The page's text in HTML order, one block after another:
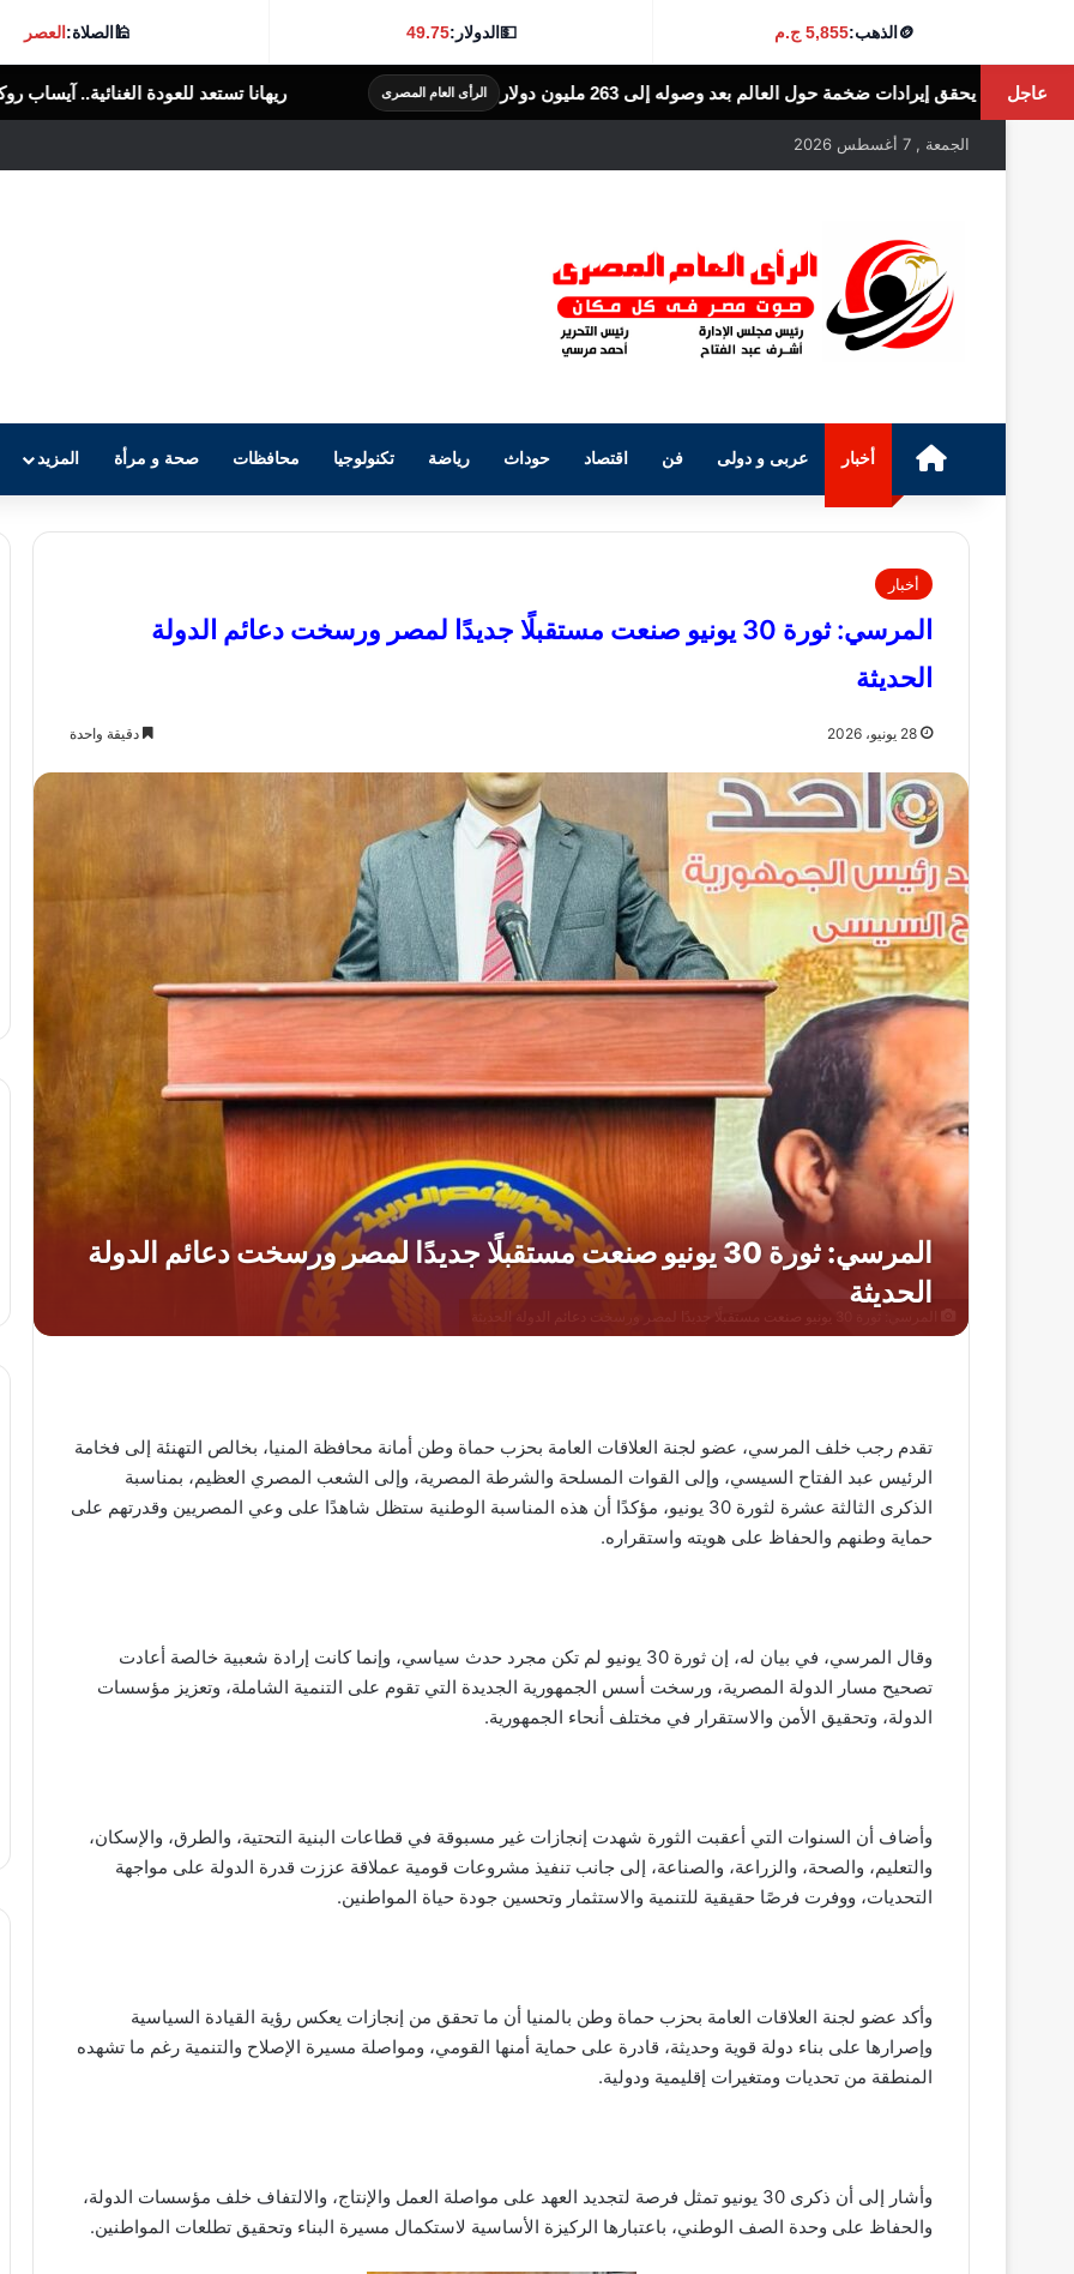
🪙الذهب:5,855 ج.م 💵الدولار:49.75
🕌الصلاة:العصر
عاجل الرأى العام المصرى ريهانا تستعد للعودة الغنائية.. آيساب روكي يؤكد عملها على ألبوم
الجمعة , 7 أغسطس 2026
الرئيسيةأخبار عربى و دولى فن اقتصاد حوداث رياضة تكنولوجيا محافظات صحة و مرأة المزيد
أخبار
المرسي: ثورة 30 يونيو صنعت مستقبلًا جديدًا لمصر ورسخت دعائم الدولة
الحديثة
28 يونيو، 2026 دقيقة واحدة
تقدم رجب خلف المرسي، عضو لجنة العلاقات العامة بحزب حماة وطن أمانة محافظة المنيا، بخالص التهنئة إلى فخامة
الرئيس عبد الفتاح السيسي، وإلى القوات المسلحة والشرطة المصرية، وإلى الشعب المصري العظيم، بمناسبة
الذكرى الثالثة عشرة لثورة 30 يونيو، مؤكدًا أن هذه المناسبة الوطنية ستظل شاهدًا على وعي المصريين وقدرتهم على
حماية وطنهم والحفاظ على هويته واستقراره.
وقال المرسي، في بيان له، إن ثورة 30 يونيو لم تكن مجرد حدث سياسي، وإنما كانت إرادة شعبية خالصة أعادت
تصحيح مسار الدولة المصرية، ورسخت أسس الجمهورية الجديدة التي تقوم على التنمية الشاملة، وتعزيز مؤسسات
الدولة، وتحقيق الأمن والاستقرار في مختلف أنحاء الجمهورية.
وأضاف أن السنوات التي أعقبت الثورة شهدت إنجازات غير مسبوقة في قطاعات البنية التحتية، والطرق، والإسكان،
والتعليم، والصحة، والزراعة، والصناعة، إلى جانب تنفيذ مشروعات قومية عملاقة عززت قدرة الدولة على مواجهة
التحديات، ووفرت فرصًا حقيقية للتنمية والاستثمار وتحسين جودة حياة المواطنين.
وأكد عضو لجنة العلاقات العامة بحزب حماة وطن بالمنيا أن ما تحقق من إنجازات يعكس رؤية القيادة السياسية
وإصرارها على بناء دولة قوية وحديثة، قادرة على حماية أمنها القومي، ومواصلة مسيرة الإصلاح والتنمية رغم ما تشهده
المنطقة من تحديات ومتغيرات إقليمية ودولية.
وأشار إلى أن ذكرى 30 يونيو تمثل فرصة لتجديد العهد على مواصلة العمل والإنتاج، والالتفاف خلف مؤسسات الدولة،
والحفاظ على وحدة الصف الوطني، باعتبارها الركيزة الأساسية لاستكمال مسيرة البناء وتحقيق تطلعات المواطنين.